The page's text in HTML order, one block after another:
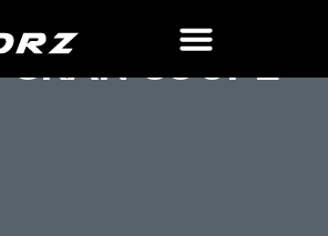
COUPÉ